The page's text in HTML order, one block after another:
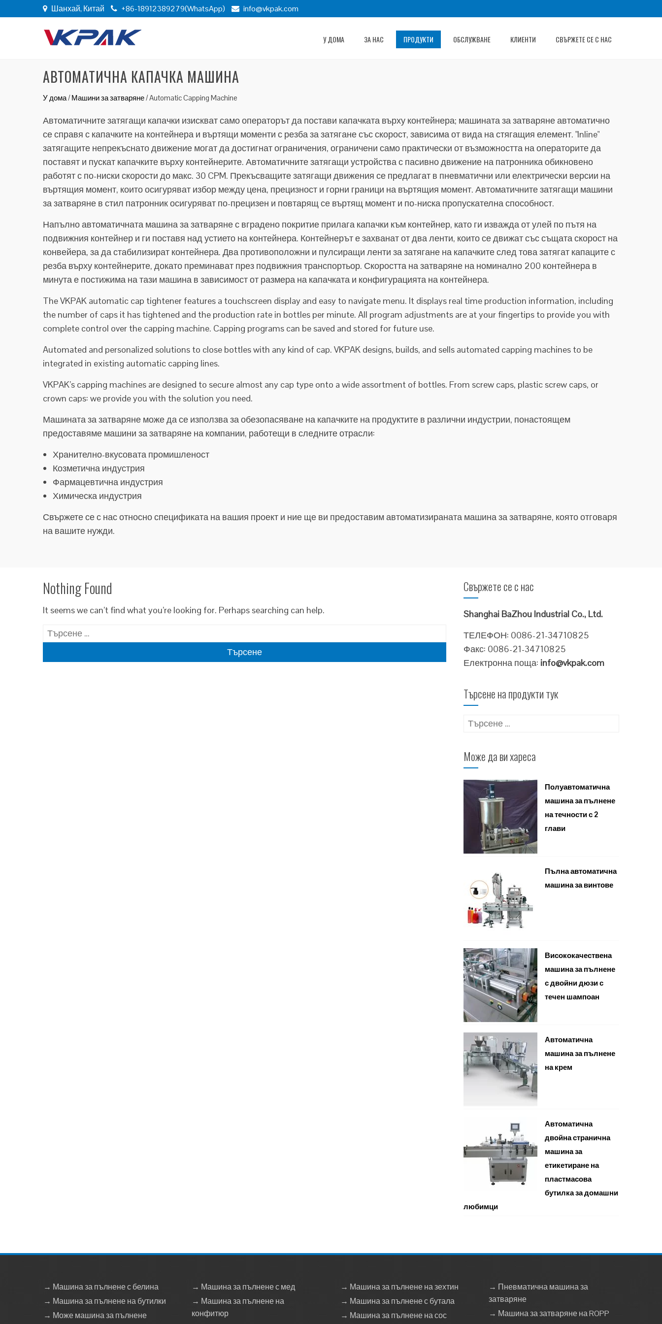
Шанхай, Китай +86-18912389279(WhatsApp) info@vkpak.com
У ДОМА ЗА НАС ПРОДУКТИ ОБСЛУЖВАНЕ КЛИЕНТИ СВЪРЖЕТЕ СЕ С НАС
АВТОМАТИЧНА КАПАЧКА МАШИНА
У дома/Машини за затваряне/Automatic Capping Machine
Автоматичните затягащи капачки изискват само операторът да постави капачката върху контейнера; машината за затваряне автоматично
се справя с капачките на контейнера и въртящи моменти с резба за затягане със скорост, зависима от вида на стягащия елемент. "Inline"
затягащите непрекъснато движение могат да достигнат ограничения, ограничени само практически от възможността на операторите да
поставят и пускат капачките върху контейнерите. Автоматичните затягащи устройства с пасивно движение на патронника обикновено
работят с по-ниски скорости до макс. 30 CPM. Прекъсващите затягащи движения се предлагат в пневматични или електрически версии на
въртящия момент, които осигуряват избор между цена, прецизност и горни граници на въртящия момент. Автоматичните затягащи машини
за затваряне в стил патронник осигуряват по-прецизен и повтарящ се въртящ момент и по-ниска пропускателна способност.
Напълно автоматичната машина за затваряне с вградено покритие прилага капачки към контейнер, като ги изважда от улей по пътя на
подвижния контейнер и ги поставя над устието на контейнера. Контейнерът е захванат от два ленти, които се движат със същата скорост на
конвейера, за да стабилизират контейнера. Два противоположни и пулсиращи ленти за затягане на капачките след това затягат капаците с
резба върху контейнерите, докато преминават през подвижния транспортьор. Скоростта на затваряне на номинално 200 контейнера в
минута е постижима на тази машина в зависимост от размера на капачката и конфигурацията на контейнера.
The VKPAK automatic cap tightener features a touchscreen display and easy to navigate menu. It displays real time production information, including
the number of caps it has tightened and the production rate in bottles per minute. All program adjustments are at your fingertips to provide you with
complete control over the capping machine. Capping programs can be saved and stored for future use.
Automated and personalized solutions to close bottles with any kind of cap. VKPAK designs, builds, and sells automated capping machines to be
integrated in existing automatic capping lines.
VKPAK’s capping machines are designed to secure almost any cap type onto a wide assortment of bottles. From screw caps, plastic screw caps, or
crown caps: we provide you with the solution you need.
Машината за затваряне може да се използва за обезопасяване на капачките на продуктите в различни индустрии, понастоящем
предоставяме машини за затваряне на компании, работещи в следните отрасли:
Хранително-вкусовата промишленост
Козметична индустрия
Фармацевтична индустрия
Химическа индустрия
Свържете се с нас относно спецификата на вашия проект и ние ще ви предоставим автоматизираната машина за затваряне, която отговаря
на вашите нужди.
Nothing Found
It seems we can’t find what you’re looking for. Perhaps searching can help.
Търсене
за:
Свържете се с нас
Shanghai BaZhou Industrial Co., Ltd.
ТЕЛЕФОН: 0086-21-34710825
Факс: 0086-21-34710825
Електронна поща: info@vkpak.com
Търсене на продукти тук
Търсене
Може да ви хареса
Полуавтоматична
машина за пълнене
на течности с 2
глави
Пълна автоматична
машина за винтове
Висококачествена
машина за пълнене
с двойни дюзи с
течен шампоан
Автоматична
машина за пълнене
на крем
Автоматична
двойна странична
машина за
етикетиране на
пластмасова
бутилка за домашни
любимци
→ Машина за пълнене с белина
→ Машина за пълнене на бутилки
→ Може машина за пълнене
→ Машина за пълнене с мед
→ Машина за пълнене на
конфитюр
→ Машина за пълнене на зехтин
→ Машина за пълнене с бутала
→ Машина за пълнене на сос
→ Пневматична машина за
затваряне
→ Машина за затваряне на ROPP